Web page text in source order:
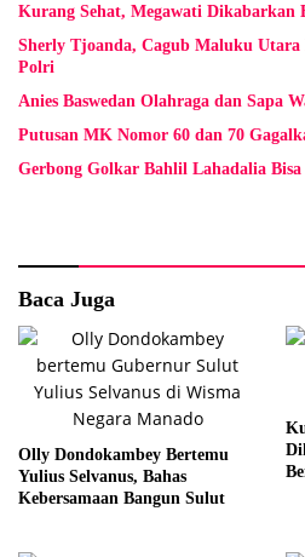
Kurang Sehat, Megawati Dikabarkan
Sherly Tjoanda, Cagub Maluku Utara
Polri
Anies Baswedan Olahraga dan Sapa
Putusan MK Nomor 60 dan 70
Gerbong Golkar Bahlil Lahadalia
Baca Juga
Olly Dondokambey Bertemu
Yulius Selvanus, Bahas
Kebersamaan Bangun Sulut